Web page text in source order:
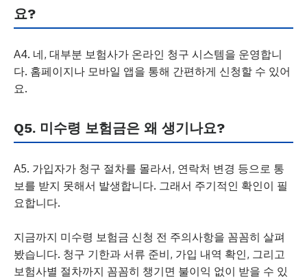
요?
A4. 네, 대부분 보험사가 온라인 청구 시스템을 운영합니
다. 홈페이지나 모바일 앱을 통해 간편하게 신청할 수 있어
요.
Q5. 미수령 보험금은 왜 생기나요?
A5. 가입자가 청구 절차를 몰라서, 연락처 변경 등으로 통
보를 받지 못해서 발생합니다. 그래서 주기적인 확인이 필
요합니다.
지금까지 미수령 보험금 신청 전 주의사항을 꼼꼼히 살펴
봤습니다. 청구 기한과 서류 준비, 가입 내역 확인, 그리고
보험사별 절차까지 꼼꼼히 챙기면 불이익 없이 받을 수 있